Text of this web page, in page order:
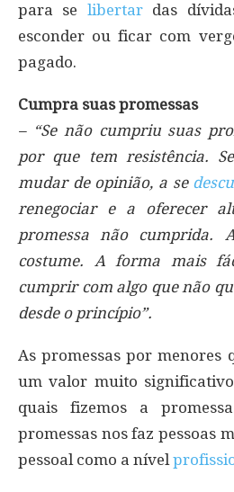
para se libertardas
esconder ou ficar com
pagado.
Cumpra suas promessas
– “Se não cumpriu suas
por que tem resistência.
mudar de opinião, a se
renegociar e a oferecer
promessa não cumprida.
costume. A forma mais
cumprir com algo que não
desde o princípio”.
As promessas por menores
um valor muito
quais fizemos a
promessas nos faz pessoas
pessoal como a nível